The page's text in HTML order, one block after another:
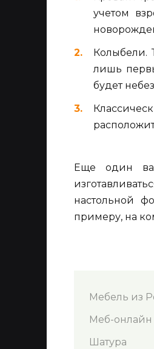
учетом
Колыбели.
лишь
будет
Еще один
настольной
примеру, на
Мебель из
Меб-онлайн
Шатура